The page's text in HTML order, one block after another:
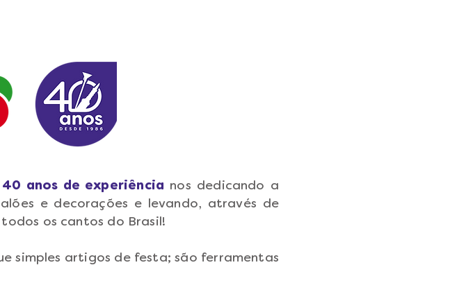
40 anos de experiência nos dedicando a
e decorações e levando, através de
todos os cantos do Brasil!
simples artigos de festa; são ferramentas